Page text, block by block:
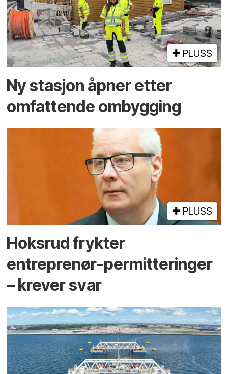
PLUSS
Ny stasjon åpner etter
omfattende ombygging
PLUSS
Hoksrud frykter
entreprenør-permitteringer
– krever svar